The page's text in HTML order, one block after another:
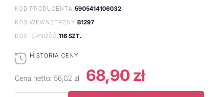
KOD PRODUCENTA:5905414106032
KOD WEWNĘTRZNY:B1297
DOSTĘPNOŚĆ:116 SZT.
HISTORIA CENY
Cena netto: 56,02 zł 68,90 zł